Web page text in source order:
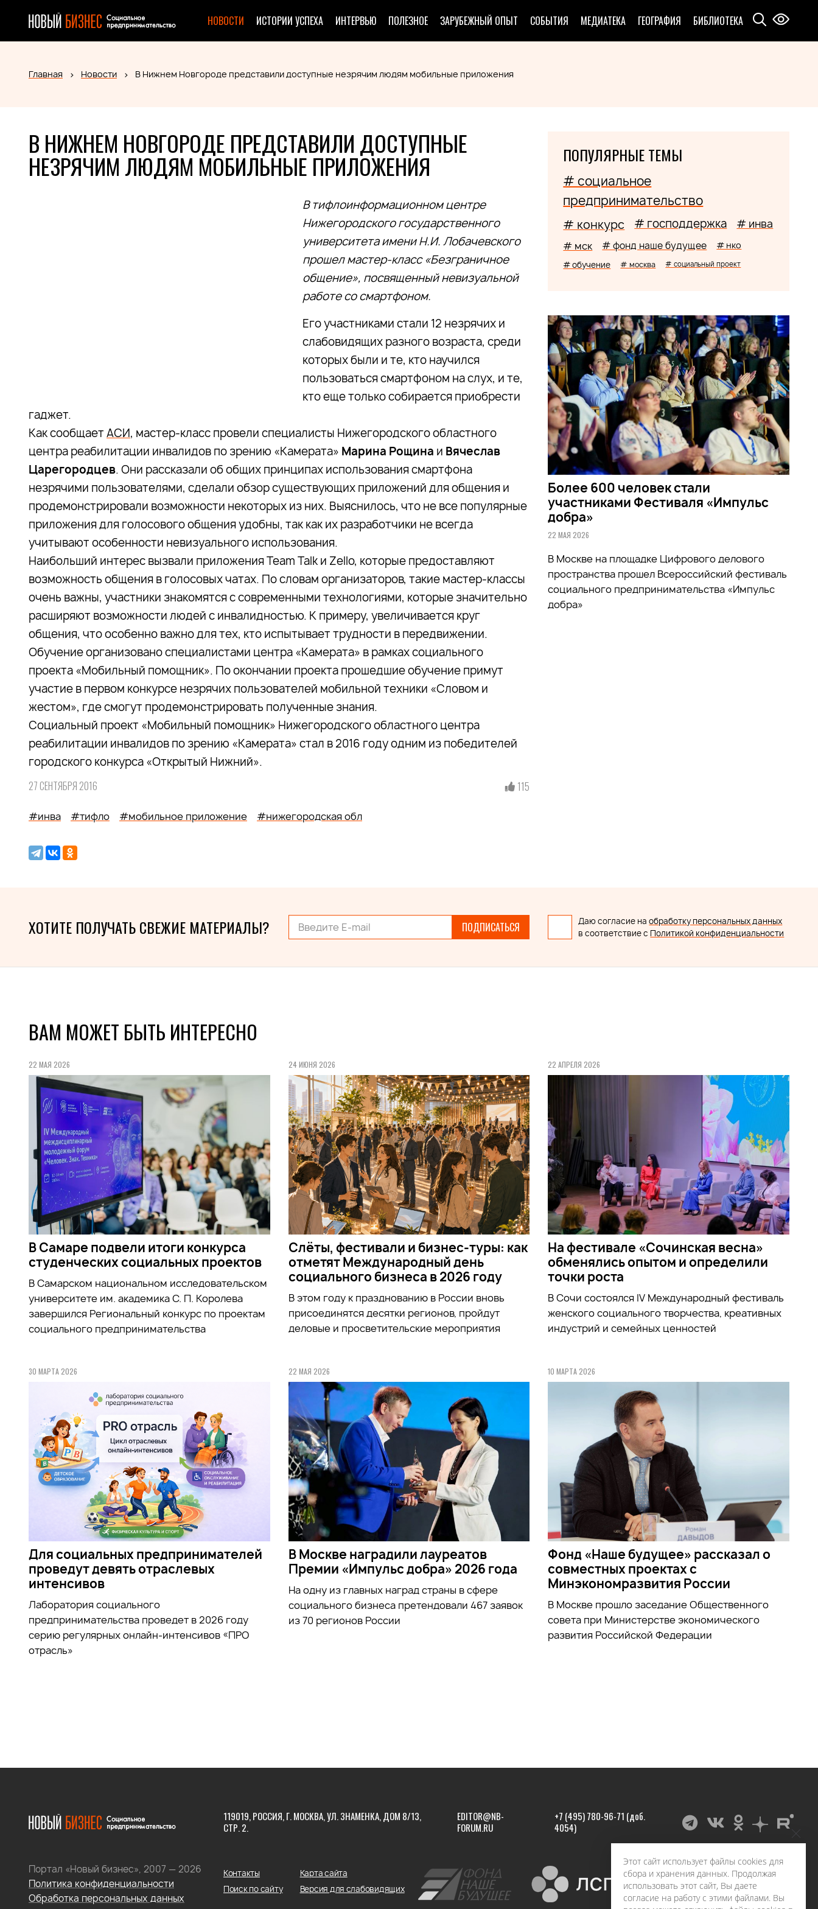
НОВОСТИ ИСТОРИИ УСПЕХА ИНТЕРВЬЮ ПОЛЕЗНОЕ ЗАРУБЕЖНЫЙ ОПЫТ СОБЫТИЯ МЕДИАТЕКА ГЕОГРАФИЯ БИБЛИОТЕКА
Главная Новости В Нижнем Новгороде представили доступные незрячим людям мобильные приложения
В НИЖНЕМ НОВГОРОДЕ ПРЕДСТАВИЛИ ДОСТУПНЫЕ
НЕЗРЯЧИМ ЛЮДЯМ МОБИЛЬНЫЕ ПРИЛОЖЕНИЯ
В тифлоинформационном центре
Нижегородского государственного
университета имени Н.И. Лобачевского
прошел мастер-класс «Безграничное
общение», посвященный невизуальной
работе со смартфоном.
Его участниками стали 12 незрячих и
слабовидящих разного возраста, среди
которых были и те, кто научился
пользоваться смартфоном на слух, и те,
кто еще только собирается приобрести
гаджет.
Как сообщает АСИ, мастер-класс провели специалисты Нижегородского областного
центра реабилитации инвалидов по зрению «Камерата» Марина Рощина и Вячеслав
Царегородцев. Они рассказали об общих принципах использования смартфона
незрячими пользователями, сделали обзор существующих приложений для общения и
продемонстрировали возможности некоторых из них. Выяснилось, что не все популярные
приложения для голосового общения удобны, так как их разработчики не всегда
учитывают особенности невизуального использования.
Наибольший интерес вызвали приложения Team Talk и Zello, которые предоставляют
возможность общения в голосовых чатах. По словам организаторов, такие мастер-классы
очень важны, участники знакомятся с современными технологиями, которые значительно
расширяют возможности людей с инвалидностью. К примеру, увеличивается круг
общения, что особенно важно для тех, кто испытывает трудности в передвижении.
Обучение организовано специалистами центра «Камерата» в рамках социального
проекта «Мобильный помощник». По окончании проекта прошедшие обучение примут
участие в первом конкурсе незрячих пользователей мобильной техники «Словом и
жестом», где смогут продемонстрировать полученные знания.
Социальный проект «Мобильный помощник» Нижегородского областного центра
реабилитации инвалидов по зрению «Камерата» стал в 2016 году одним из победителей
городского конкурса «Открытый Нижний».
27 СЕНТЯБРЯ 2016 115
#инва #тифло #мобильное приложение #нижегородская обл
ПОПУЛЯРНЫЕ ТЕМЫ
# социальное
предпринимательство
# конкурс # господдержка # инва
# мск # фонд наше будущее # нко
# обучение # москва # социальный проект
Более 600 человек стали
участниками Фестиваля «Импульс
добра»
22 МАЯ 2026
В Москве на площадке Цифрового делового
пространства прошел Всероссийский фестиваль
социального предпринимательства «Импульс
добра»
ХОТИТЕ ПОЛУЧАТЬ СВЕЖИЕ МАТЕРИАЛЫ? ПОДПИСАТЬСЯ Даю согласие наобработку персональных данных
в соответствие с Политикой конфиденциальности
ВАМ МОЖЕТ БЫТЬ ИНТЕРЕСНО
22 МАЯ 2026
В Самаре подвели итоги конкурса
студенческих социальных проектов
В Самарском национальном исследовательском
университете им. академика С. П. Королева
завершился Региональный конкурс по проектам
социального предпринимательства
24 ИЮНЯ 2026
Слёты, фестивали и бизнес-туры: как
отметят Международный день
социального бизнеса в 2026 году
В этом году к празднованию в России вновь
присоединятся десятки регионов, пройдут
деловые и просветительские мероприятия
22 АПРЕЛЯ 2026
На фестивале «Сочинская весна»
обменялись опытом и определили
точки роста
В Сочи состоялся IV Международный фестиваль
женского социального творчества, креативных
индустрий и семейных ценностей
30 МАРТА 2026
Для социальных предпринимателей
проведут девять отраслевых
интенсивов
Лаборатория социального
предпринимательства проведет в 2026 году
серию регулярных онлайн-интенсивов «ПРО
отрасль»
22 МАЯ 2026
В Москве наградили лауреатов
Премии «Импульс добра» 2026 года
На одну из главных наград страны в сфере
социального бизнеса претендовали 467 заявок
из 70 регионов России
10 МАРТА 2026
Фонд «Наше будущее» рассказал о
совместных проектах с
Минэкономразвития России
В Москве прошло заседание Общественного
совета при Министерстве экономического
развития Российской Федерации
119019, РОССИЯ, Г. МОСКВА, УЛ. ЗНАМЕНКА, ДОМ 8/13,
СТР. 2.
EDITOR@NB-
FORUM.RU
+7 (495) 780-96-71 (доб.
4054)
Портал «Новый бизнес», 2007 — 2026
Политика конфиденциальности
Обработка персональных данных
Контакты
Карта сайта
Поиск по сайту
Версия для слабовидящих
Этот сайт использует файлы cookies для
сбора и хранения данных. Продолжая
использовать этот сайт, Вы даете
согласие на работу с этими файлами. Вы